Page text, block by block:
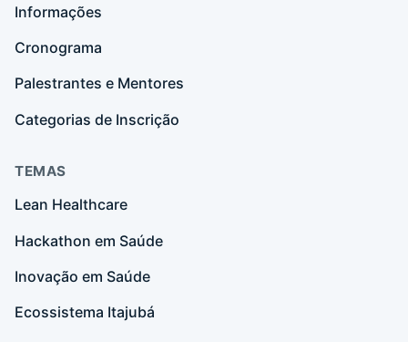
Informações
Cronograma
Palestrantes e Mentores
Categorias de Inscrição
TEMAS
Lean Healthcare
Hackathon em Saúde
Inovação em Saúde
Ecossistema Itajubá